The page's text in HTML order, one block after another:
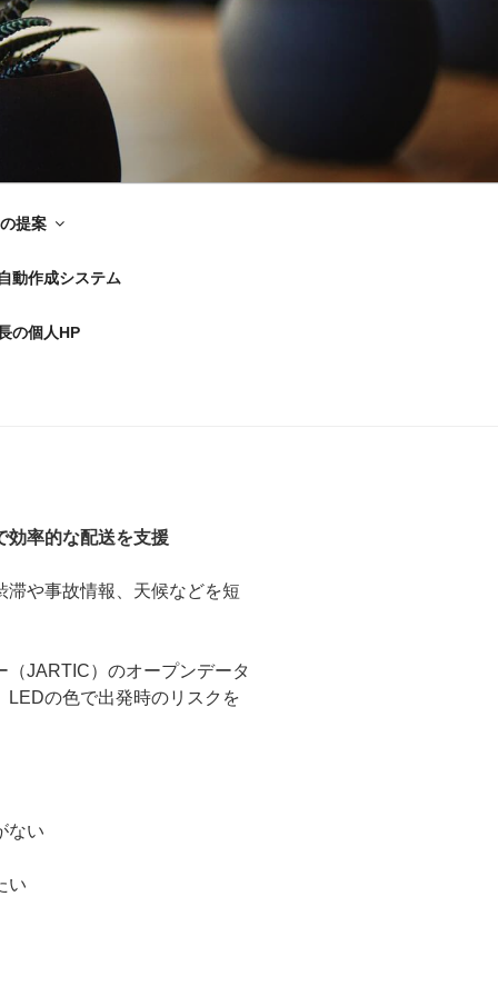
提案
動作成システム
の個人HP
効率的な配送を支援
や事故情報、天候などを短
JARTIC）のオープンデータ
LEDの色で出発時のリスクを
ない
い